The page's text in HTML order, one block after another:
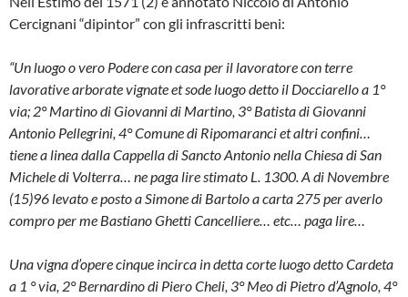
Cercignani “dipintor” con gli infrascritti beni:
“Un luogo o vero Podere con casa per il lavoratore con terre
lavorative arborate vi­gnate et sode luogo detto il Docciarello a 1°
via; 2° Martino di Giovanni di Marti­no, 3° Batista di Giovanni
Antonio Pelle­grini, 4° Comune di Ripomaranci et altri confini…
tiene a linea dalla Cappella di Sancto Antonio nella Chiesa di San
Mi­chele di Volterra… ne paga lire stimato L. 1300. A di Novembre
(15)96 levato e po­sto aSimone di Bartolo a carta 275 per averlo
compro per me Bastiano Ghetti Cancelliere… etc… paga lire…
Una vigna d’opere cinque incirca in det­ta corte luogo detto Cardeta
a 1 ° via, 2° Bernardino di Piero Cheli, 3° Meo di Pie­tro d’Agnolo, 4°